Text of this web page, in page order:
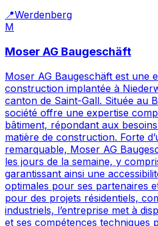
📍Werdenberg
M
Moser AG Baugeschäft
Moser AG Baugeschäft est une
construction implantée à
canton de Saint-Gall. Située au
société offre une expertise
bâtiment, répondant aux
matière de construction. Forte
remarquable, Moser AG
les jours de la semaine, y
garantissant ainsi une
optimales pour ses partenaires
pour des projets résidentiels,
industriels, l’entreprise met à
et ses compétences techniques